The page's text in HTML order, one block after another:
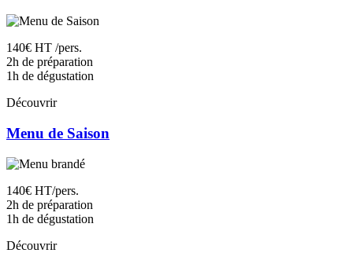
140€ HT /pers.
2h de préparation
1h de dégustation
Découvrir
Menu de Saison
140€ HT/pers.
2h de préparation
1h de dégustation
Découvrir